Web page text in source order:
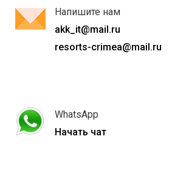
Напишите нам
akk_it@mail.ru
resorts-crimea@mail.ru
WhatsApp
Начать чат